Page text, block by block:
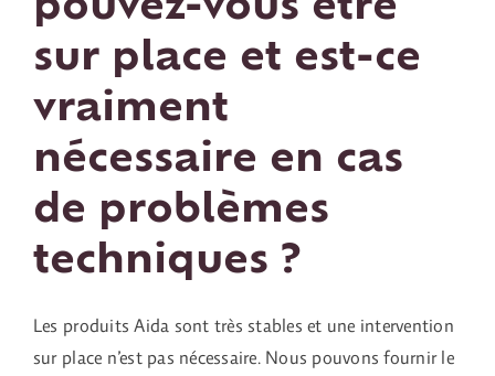
Contact
sur place et est-ce
vraiment
nécessaire en cas
de problèmes
techniques ?
Les produits Aida sont très stables et une intervention
sur place n’est pas nécessaire. Nous pouvons fournir le